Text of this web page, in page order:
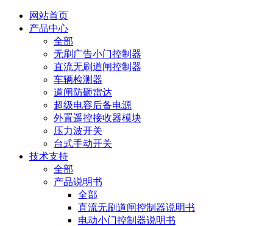
网站首页
产品中心
全部
无刷广告小门控制器
直流无刷道闸控制器
车辆检测器
道闸防砸雷达
超级电容后备电源
外置遥控接收器模块
压力波开关
台式手动开关
技术支持
全部
产品说明书
全部
直流无刷道闸控制器说明书
电动小门控制器说明书